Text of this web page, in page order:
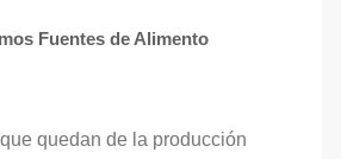
Fuentes de Alimento
quedan de la producción